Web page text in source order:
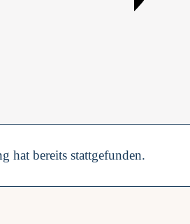
hat bereits stattgefunden.